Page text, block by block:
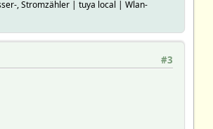
, Stromzähler | tuya local | Wlan-
#3